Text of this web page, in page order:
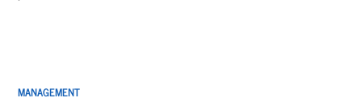
MANAGEMENT